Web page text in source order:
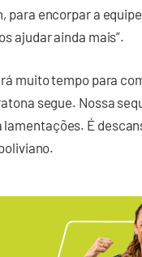
para encorpar a
ajudar ainda mais”.
muito tempo para
segue. Nossa
É